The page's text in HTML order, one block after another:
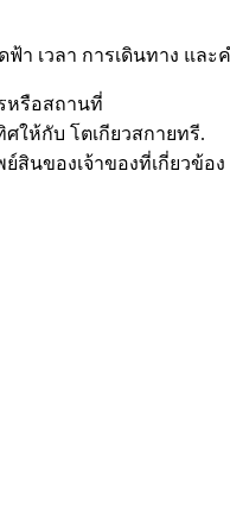
เวลา การเดินทาง และค
หรือสถานที่
ให้กับ โตเกียวสกายทรี.
นของเจ้าของที่เกี่ยวข้อ